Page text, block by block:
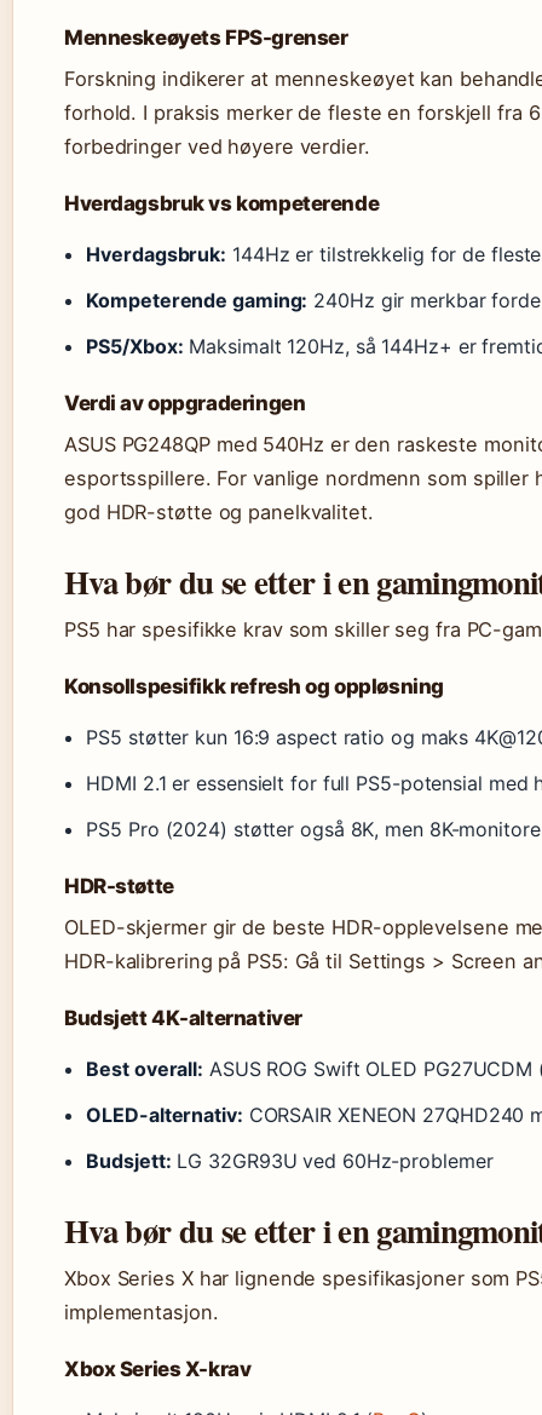
Menneskeøyets FPS-grenser
Forskning indikerer at menneskeøyet kan
forhold. I praksis merker de fleste en forskjell fra
forbedringer ved høyere verdier.
Hverdagsbruk vs kompeterende
Hverdagsbruk: 144Hz er tilstrekkelig for de fleste
Kompeterende gaming: 240Hz gir merkbar
PS5/Xbox: Maksimalt 120Hz, så 144Hz+ er
Verdi av oppgraderingen
ASUS PG248QP med 540Hz er den raskeste
esportsspillere. For vanlige nordmenn som
god HDR-støtte og panelkvalitet.
Hva bør du se etter i en
PS5 har spesifikke krav som skiller seg fra PC-
Konsollspesifikk refresh og oppløsning
PS5 støtter kun 16:9 aspect ratio og maks
HDMI 2.1 er essensielt for full PS5-potensial med
PS5 Pro (2024) støtter også 8K, men 8K-
HDR-støtte
OLED-skjermer gir de beste HDR-opplevelsene
HDR-kalibrering på PS5: Gå til Settings > Screen
Budsjett 4K-alternativer
Best overall: ASUS ROG Swift OLED
OLED-alternativ: CORSAIR XENEON 27QHD240
Budsjett: LG 32GR93U ved 60Hz-problemer
Hva bør du se etter i en
Xbox Series X har lignende spesifikasjoner som
implementasjon.
Xbox Series X-krav